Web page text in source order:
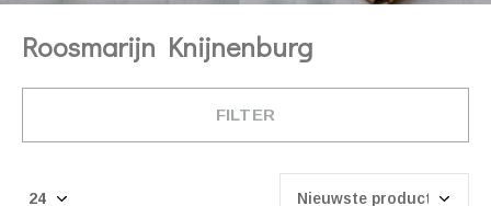
Roosmarijn Knijnenburg
FILTER